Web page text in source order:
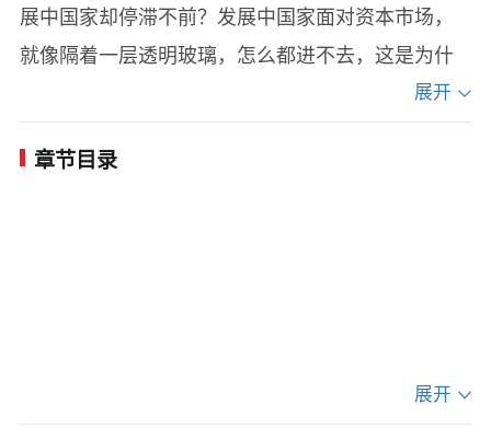
展中国家却停滞不前？发展中国家面对资本市场，
就像隔着一层透明玻璃，怎么都进不去，这是为什
德•索托一语道破真相，因为多数发展中国家没
有建立起把资产转换为资本的机制，它们缺乏资
展开
章节目录
展开